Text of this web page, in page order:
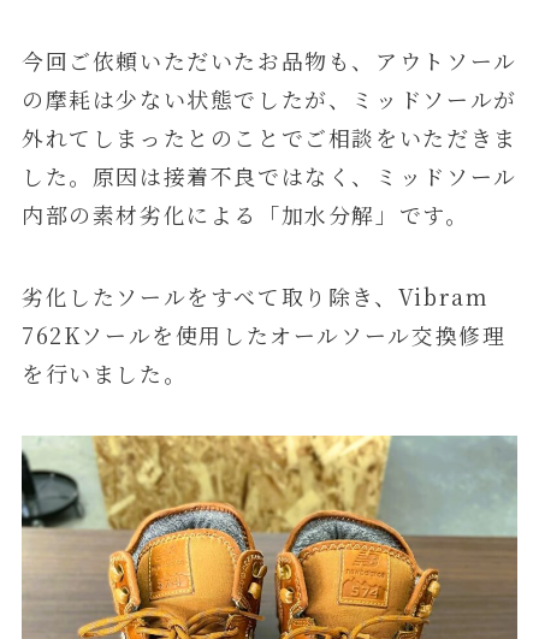
今回ご依頼いただいたお品物も、アウトソール
の摩耗は少ない状態でしたが、ミッドソールが
外れてしまったとのことでご相談をいただきま
した。原因は接着不良ではなく、ミッドソール
内部の素材劣化による「加水分解」です。
劣化したソールをすべて取り除き、Vibram
762Kソールを使用したオールソール交換修理
を行いました。